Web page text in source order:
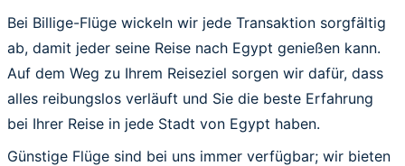
Bei Billige-Flüge wickeln wir jede Transaktion sorgfältig
ab, damit jeder seine Reise nach Egypt genießen kann.
Auf dem Weg zu Ihrem Reiseziel sorgen wir dafür, dass
alles reibungslos verläuft und Sie die beste Erfahrung
bei Ihrer Reise in jede Stadt von Egypt haben.
Günstige Flüge sind bei uns immer verfügbar; wir bieten